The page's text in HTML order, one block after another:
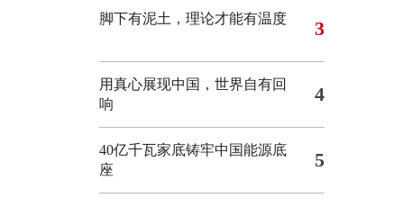
脚下有泥土，理论才能有温度 3
用真心展现中国，世界自有回
响
4
40亿千瓦家底铸牢中国能源底
座
5